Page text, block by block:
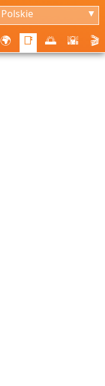
Polskie ▼
🌍 📑 🌅 🌇 🎬